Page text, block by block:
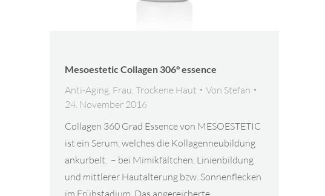
Mesoestetic Collagen 306° essence
Anti-Aging, Frau, Trockene Haut Von Stefan
24. November 2016
Collagen 360 Grad Essence von MESOESTETIC
ist ein Serum, welches die Kollagenneubildung
ankurbelt. – bei Mimikfältchen, Linienbildung
und mittlerer Hautalterung bzw. Sonnenflecken
im Frühstadium. Das angereicherte